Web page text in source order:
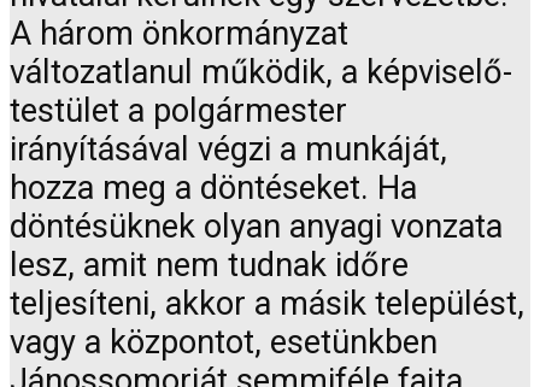
A három önkormányzat
változatlanul működik, a képviselő-
testület a polgármester
irányításával végzi a munkáját,
hozza meg a döntéseket. Ha
döntésüknek olyan anyagi vonzata
lesz, amit nem tudnak időre
teljesíteni, akkor a másik települést,
vagy a központot, esetünkben